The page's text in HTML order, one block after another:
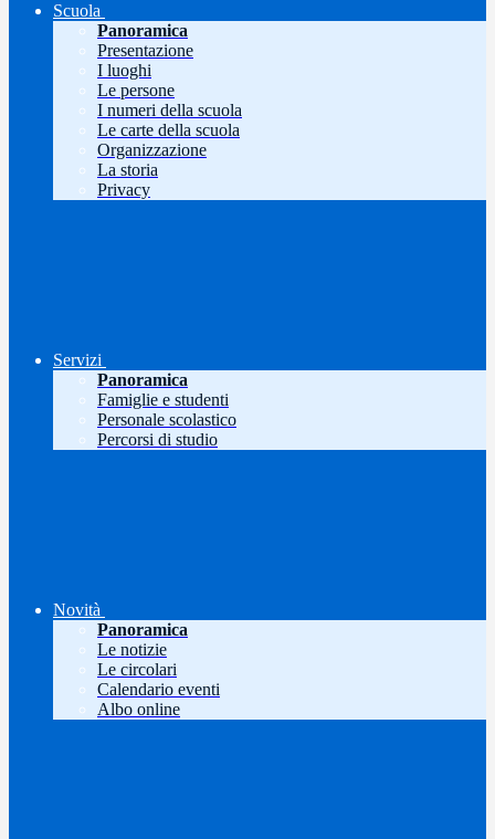
Scuola
Panoramica
Presentazione
I luoghi
Le persone
I numeri della scuola
Le carte della scuola
Organizzazione
La storia
Privacy
Servizi
Panoramica
Famiglie e studenti
Personale scolastico
Percorsi di studio
Novità
Panoramica
Le notizie
Le circolari
Calendario eventi
Albo online